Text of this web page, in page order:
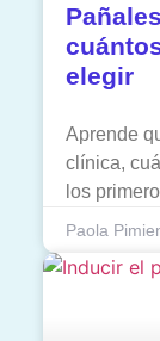
elegir
Aprende
clínica,
los
Paola